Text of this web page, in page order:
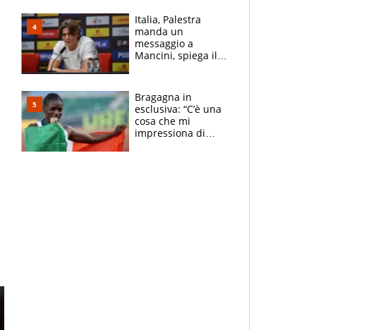
tabellone
Italia, Palestra
manda un
messaggio a
Mancini, spiega il
l'alleanza con
Donnarumma
Bragagna in
esclusiva: “C’è una
cosa che mi
impressiona di